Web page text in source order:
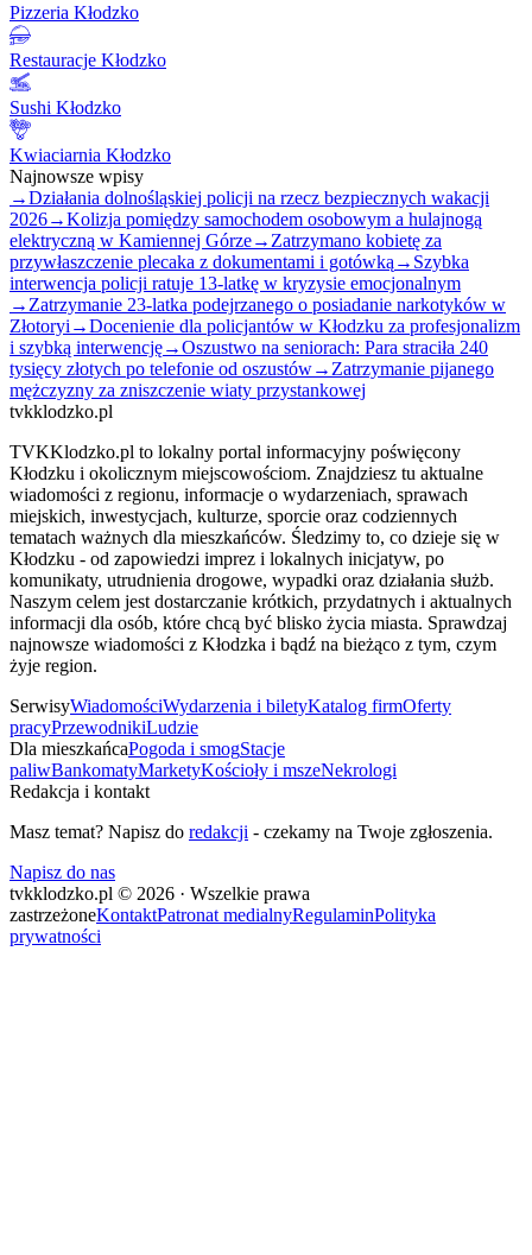
Pizzeria Kłodzko
Restauracje Kłodzko
Sushi Kłodzko
Kwiaciarnia Kłodzko
Najnowsze wpisy
→Działania dolnośląskiej policji na rzecz bezpiecznych wakacji
2026→Kolizja pomiędzy samochodem osobowym a hulajnogą
elektryczną w Kamiennej Górze→ Zatrzymano kobietę za
przywłaszczenie plecaka z dokumentami i gotówką → Szybka
interwencja policji ratuje 13-latkę w kryzysie emocjonalnym
→ Zatrzymanie 23-latka podejrzanego o posiadanie narkotyków w
Złotoryi →Docenienie dla policjantów w Kłodzku za profesjonalizm
i szybką interwencję→Oszustwo na seniorach: Para straciła 240
tysięcy złotych po telefonie od oszustów→ Zatrzymanie pijanego
mężczyzny za zniszczenie wiaty przystankowej
tvkklodzko.pl
TVKKlodzko.pl to lokalny portal informacyjny poświęcony
Kłodzku i okolicznym miejscowościom. Znajdziesz tu aktualne
wiadomości z regionu, informacje o wydarzeniach, sprawach
miejskich, inwestycjach, kulturze, sporcie oraz codziennych
tematach ważnych dla mieszkańców. Śledzimy to, co dzieje się w
Kłodzku - od zapowiedzi imprez i lokalnych inicjatyw, po
komunikaty, utrudnienia drogowe, wypadki oraz działania służb.
Naszym celem jest dostarczanie krótkich, przydatnych i aktualnych
informacji dla osób, które chcą być blisko życia miasta. Sprawdzaj
najnowsze wiadomości z Kłodzka i bądź na bieżąco z tym, czym
żyje region.
SerwisyWiadomościWydarzenia i biletyKatalog firmOferty
pracyPrzewodnikiLudzie
Dla mieszkańcaPogoda i smogStacje
paliwBankomatyMarketyKościoły i mszeNekrologi
Redakcja i kontakt
Masz temat? Napisz do redakcji - czekamy na Twoje zgłoszenia.
Napisz do nas
tvkklodzko.pl © 2026 · Wszelkie prawa
zastrzeżoneKontaktPatronat medialnyRegulaminPolityka
prywatności